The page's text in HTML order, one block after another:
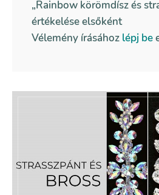
„Rainbow körömdísz és
értékelése elsőként
Vélemény írásához lépj be